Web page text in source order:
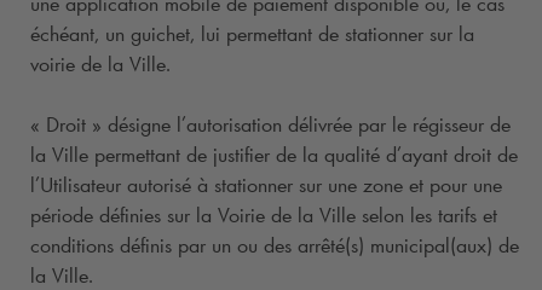
échéant, un guichet, lui permettant de stationner sur la
voirie de la Ville.
« Droit » désigne l’autorisation délivrée par le régisseur de
la Ville permettant de justifier de la qualité d’ayant droit de
l’Utilisateur autorisé à stationner sur une zone et pour une
période définies sur la Voirie de la Ville selon les tarifs et
conditions définis par un ou des arrêté(s) municipal(aux) de
la Ville.